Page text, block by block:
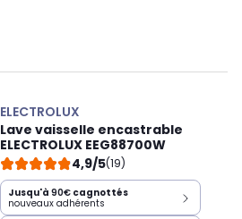
ELECTROLUX
Lave vaisselle encastrable
ELECTROLUX EEG88700W
4,9/5(19)
Jusqu'à 90€ cagnottés
nouveaux adhérents